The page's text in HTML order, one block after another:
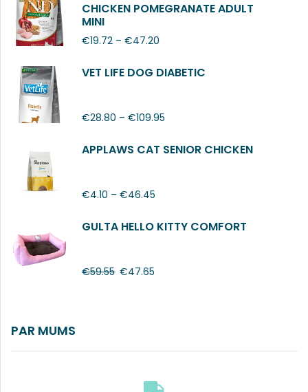
CHICKEN POMEGRANATE ADULT
MINI
€19.72 – €47.20
VET LIFE DOG DIABETIC
€28.80 – €109.95
APPLAWS CAT SENIOR CHICKEN
€4.10 – €46.45
GULTA HELLO KITTY COMFORT
€59.55 €47.65
PAR MUMS